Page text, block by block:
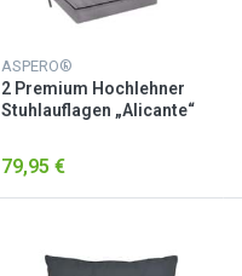
ASPERO®
2 Premium Hochlehner
Stuhlauflagen „Alicante“
79,95 €